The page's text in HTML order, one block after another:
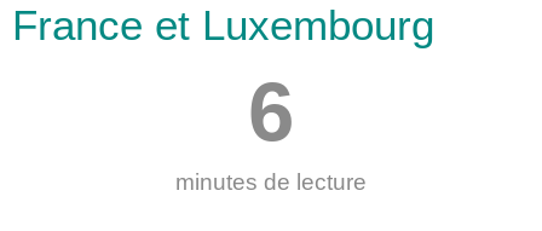
France et Luxembourg
minutes de lecture
6